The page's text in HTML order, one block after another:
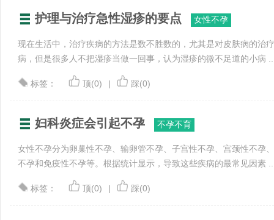
护理与治疗急性湿疹的要点 女性不孕
现在生活中，治疗疾病的方法是数不胜数的，尤其是对皮肤病的治
病，但是很多人不把湿疹当做一回事，认为湿疹的微不足道的小病
标签： 顶(0) | 踩(0)
妇科炎症会引起不孕 不孕不育
女性不孕分为卵巢性不孕、输卵管不孕、子宫性不孕、宫颈性不孕
不孕和免疫性不孕等。根据统计显示，导致这些疾病的最常见因素
标签： 顶(0) | 踩(0)